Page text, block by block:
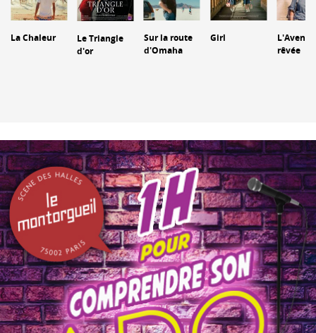
La Chaleur
Le Triangle
d'or
Sur la route
d'Omaha
Girl
rêvée